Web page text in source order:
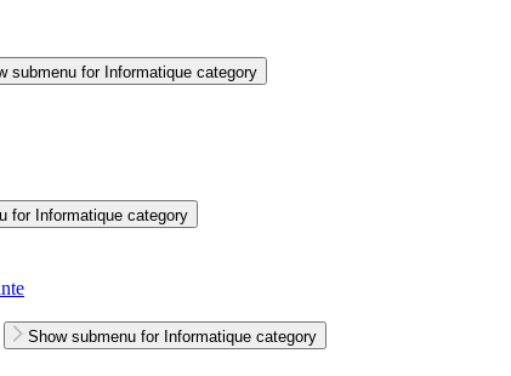
submenu for Informatique category
for Informatique category
Show submenu for Informatique category